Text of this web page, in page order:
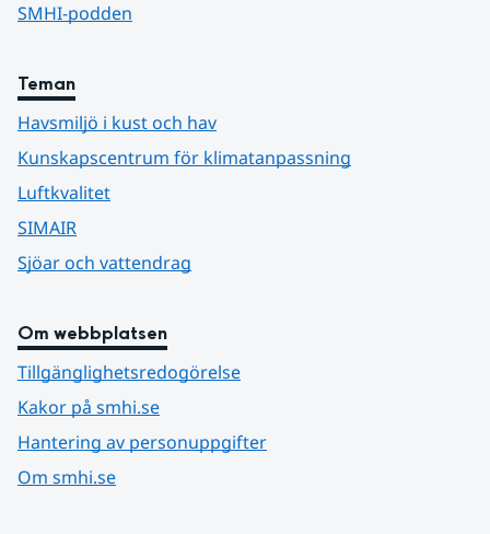
SMHI-podden
Teman
Havsmiljö i kust och hav
Kunskapscentrum för klimatanpassning
Luftkvalitet
SIMAIR
Sjöar och vattendrag
Om webbplatsen
Tillgänglighetsredogörelse
Kakor på smhi.se
Hantering av personuppgifter
Om smhi.se